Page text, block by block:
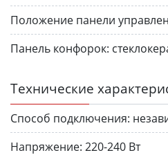
Положение панели
Панель конфорок:
Технические
Способ подключения:
Напряжение: 220-240 Вт